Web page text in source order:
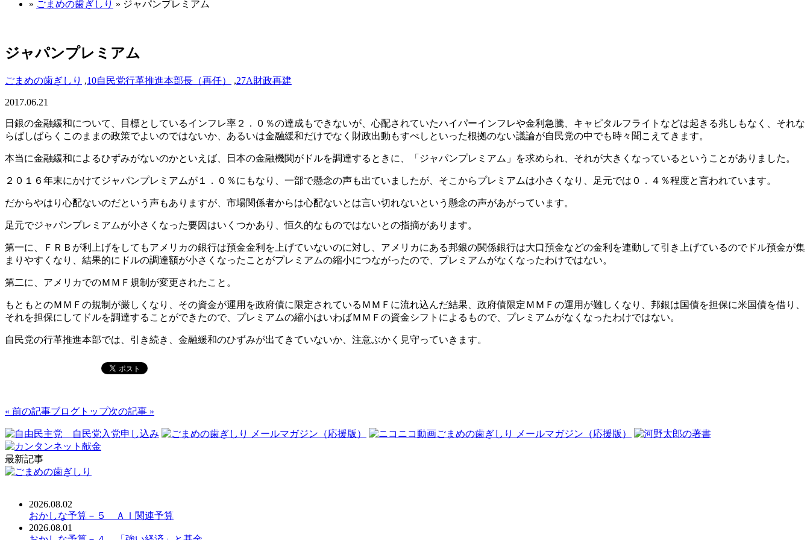
» ごまめの歯ぎしり » ジャパンプレミアム
ジャパンプレミアム
ごまめの歯ぎしり ,10自民党行革推進本部長（再任） ,27A財政再建
2017.06.21
日銀の金融緩和について、目標としているインフレ率２．０％の達成もできないが、心配されていたハイパーインフレや金利急騰、キャピタルフライトなどは起きる兆しもなく、それな
らばしばらくこのままの政策でよいのではないか、あるいは金融緩和だけでなく財政出動もすべしといった根拠のない議論が自民党の中でも時々聞こえてきます。
本当に金融緩和によるひずみがないのかといえば、日本の金融機関がドルを調達するときに、「ジャパンプレミアム」を求められ、それが大きくなっているということがありました。
２０１６年末にかけてジャパンプレミアムが１．０％にもなり、一部で懸念の声も出ていましたが、そこからプレミアムは小さくなり、足元では０．４％程度と言われています。
だからやはり心配ないのだという声もありますが、市場関係者からは心配ないとは言い切れないという懸念の声があがっています。
足元でジャパンプレミアムが小さくなった要因はいくつかあり、恒久的なものではないとの指摘があります。
第一に、ＦＲＢが利上げをしてもアメリカの銀行は預金金利を上げていないのに対し、アメリカにある邦銀の関係銀行は大口預金などの金利を連動して引き上げているのでドル預金が集
まりやすくなり、結果的にドルの調達額が小さくなったことがプレミアムの縮小につながったので、プレミアムがなくなったわけではない。
第二に、アメリカでのＭＭＦ規制が変更されたこと。
もともとのＭＭＦの規制が厳しくなり、その資金が運用を政府債に限定されているＭＭＦに流れ込んだ結果、政府債限定ＭＭＦの運用が難しくなり、邦銀は国債を担保に米国債を借り、
それを担保にしてドルを調達することができたので、プレミアムの縮小はいわばＭＭＦの資金シフトによるもので、プレミアムがなくなったわけではない。
自民党の行革推進本部では、引き続き、金融緩和のひずみが出てきていないか、注意ぶかく見守っていきます。
« 前の記事ブログトップ次の記事 »
最新記事
2026.08.02
おかしな予算－５ ＡＩ関連予算
2026.08.01